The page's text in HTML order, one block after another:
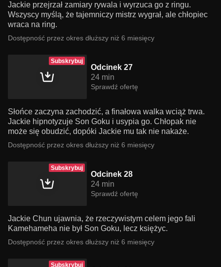
Jackie przejrzał zamiary rywala i wyrzuca go z ringu.
Wszyscy myślą, że tajemniczy mistrz wygrał, ale chłopiec
wraca na ring.
Dostępność przez okres dłuższy niż 6 miesięcy
Subskrybuj
Odcinek 27
24 min
Sprawdź ofertę
Słońce zaczyna zachodzić, a finałowa walka wciąż trwa.
Jackie hipnotyzuje Son Goku i usypia go. Chłopak nie
może się obudzić, dopóki Jackie mu tak nie nakaże.
Dostępność przez okres dłuższy niż 6 miesięcy
Subskrybuj
Odcinek 28
24 min
Sprawdź ofertę
Jackie Chun ujawnia, że ​​rzeczywistym celem jego fali
Kamehameha nie był Son Goku, lecz księżyc.
Dostępność przez okres dłuższy niż 6 miesięcy
Subskrybuj